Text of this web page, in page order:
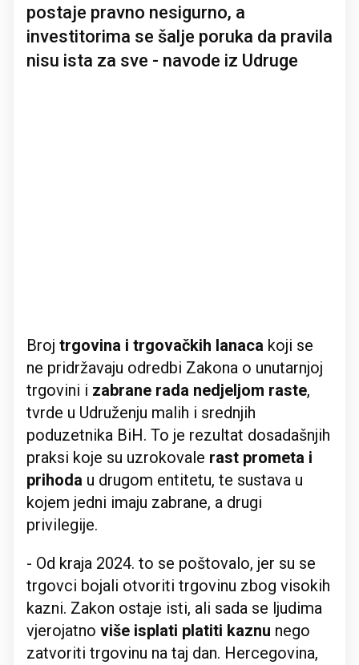
postaje pravno nesigurno, a
investitorima se šalje poruka da pravila
nisu ista za sve - navode iz Udruge
Broj trgovina i trgovačkih lanaca koji se
ne pridržavaju odredbi Zakona o unutarnjoj
trgovini i zabrane rada nedjeljom raste,
tvrde u Udruženju malih i srednjih
poduzetnika BiH. To je rezultat dosadašnjih
praksi koje su uzrokovale rast prometa i
prihoda u drugom entitetu, te sustava u
kojem jedni imaju zabrane, a drugi
privilegije.
- Od kraja 2024. to se poštovalo, jer su se
trgovci bojali otvoriti trgovinu zbog visokih
kazni. Zakon ostaje isti, ali sada se ljudima
vjerojatno više isplati platiti kaznu nego
zatvoriti trgovinu na taj dan. Hercegovina,